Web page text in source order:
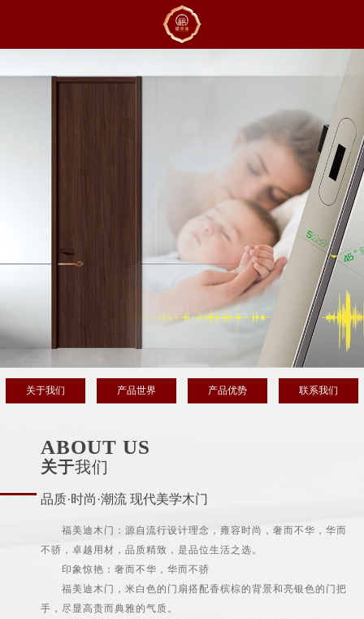
关于我们 产品世界 产品优势 联系我们
ABOUT US
关于我们
品质·时尚·潮流 现代美学木门
福美迪木门：源自流行设计理念，雍容时尚，奢而不华，华而
不骄，卓越用材，品质精致，是品位生活之选。
印象惊艳：奢而不华，华而不骄
福美迪木门，米白色的门扇搭配香槟棕的背景和亮银色的门把
手，尽显高贵而典雅的气质。